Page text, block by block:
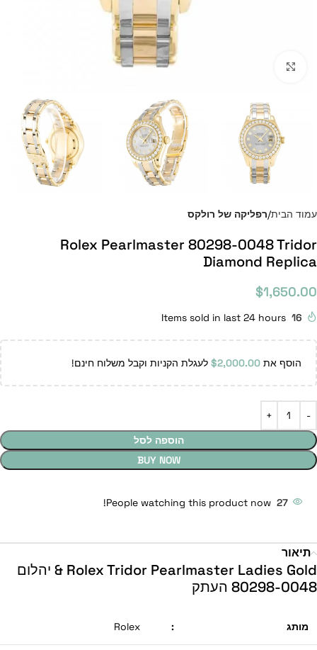
עמוד הבית רפליקה של רולקס
Rolex Pearlmaster 80298-0048 Tridor
Diamond Replica
$1,650.00
16
Items sold in last 24 hours
הוסף את $2,000.00 לעגלת הקניות וקבל משלוח חינם!
הוספה לסל
BUY NOW
27
People watching this product now!
תיאור
Rolex Tridor Pearlmaster Ladies Gold & יהלום
80298-0048 העתק
מותג :
Rolex